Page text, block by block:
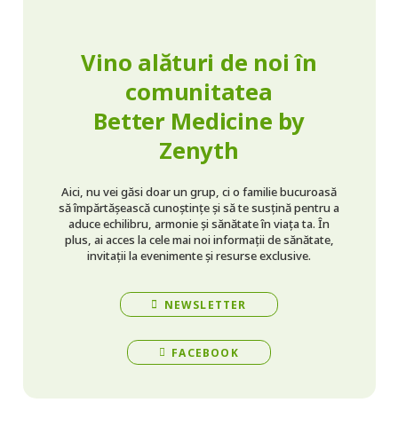
Vino alături de noi în
comunitatea
Better Medicine by
Zenyth
Aici, nu vei găsi doar un grup, ci o familie bucuroasă
să împărtășească cunoștințe și să te susțină pentru a
aduce echilibru, armonie și sănătate în viața ta. În
plus, ai acces la cele mai noi informații de sănătate,
invitații la evenimente și resurse exclusive.
NEWSLETTER
FACEBOOK